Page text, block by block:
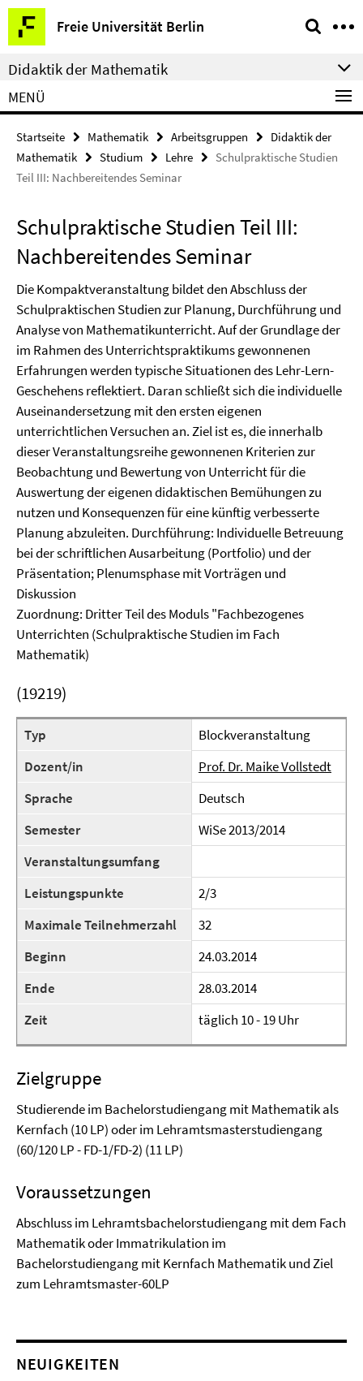
Springe
direkt
zu
Inhalt
Freie Universität Berlin
Service-
Navigation
Didaktik der Mathematik
MENÜ
Startseite Mathematik Arbeitsgruppen
Didaktik der
Mathematik
Studium Lehre
Schulpraktische Studien
Teil III: Nachbereitendes Seminar
Schulpraktische Studien Teil III:
Nachbereitendes Seminar
Die Kompaktveranstaltung bildet den Abschluss der
Schulpraktischen Studien zur Planung, Durchführung und
Analyse von Mathematikunterricht. Auf der Grundlage der
im Rahmen des Unterrichtspraktikums gewonnenen
Erfahrungen werden typische Situationen des Lehr-Lern-
Geschehens reflektiert. Daran schließt sich die individuelle
Auseinandersetzung mit den ersten eigenen
unterrichtlichen Versuchen an. Ziel ist es, die innerhalb
dieser Veranstaltungsreihe gewonnenen Kriterien zur
Beobachtung und Bewertung von Unterricht für die
Auswertung der eigenen didaktischen Bemühungen zu
nutzen und Konsequenzen für eine künftig verbesserte
Planung abzuleiten. Durchführung: Individuelle Betreuung
bei der schriftlichen Ausarbeitung (Portfolio) und der
Präsentation; Plenumsphase mit Vorträgen und
Diskussion
Zuordnung: Dritter Teil des Moduls "Fachbezogenes
Unterrichten (Schulpraktische Studien im Fach
Mathematik)
(19219)
Typ
Blockveranstaltung
Dozent/in
Prof. Dr. Maike Vollstedt
Sprache
Deutsch
Semester
WiSe 2013/2014
Veranstaltungsumfang
Leistungspunkte
2/3
Maximale Teilnehmerzahl
32
Beginn
24.03.2014
Ende
28.03.2014
Zeit
täglich 10 - 19 Uhr
Zielgruppe
Studierende im Bachelorstudiengang mit Mathematik als
Kernfach (10 LP) oder im Lehramtsmasterstudiengang
(60/120 LP - FD-1/FD-2) (11 LP)
Voraussetzungen
Abschluss im Lehramtsbachelorstudiengang mit dem Fach
Mathematik oder Immatrikulation im
Bachelorstudiengang mit Kernfach Mathematik und Ziel
zum Lehramtsmaster-60LP
NEUIGKEITEN